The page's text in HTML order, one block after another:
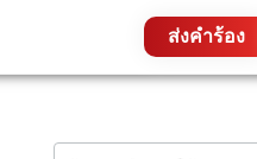
ส่งคำร้อง